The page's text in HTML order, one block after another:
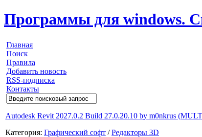
Программы для windows.
Главная
Поиск
Правила
Добавить новость
RSS-подписка
Контакты
Autodesk Revit 2027.0.2 Build 27.0.20.10 by m0nkrus
Категория: Графический софт /Редакторы 3D